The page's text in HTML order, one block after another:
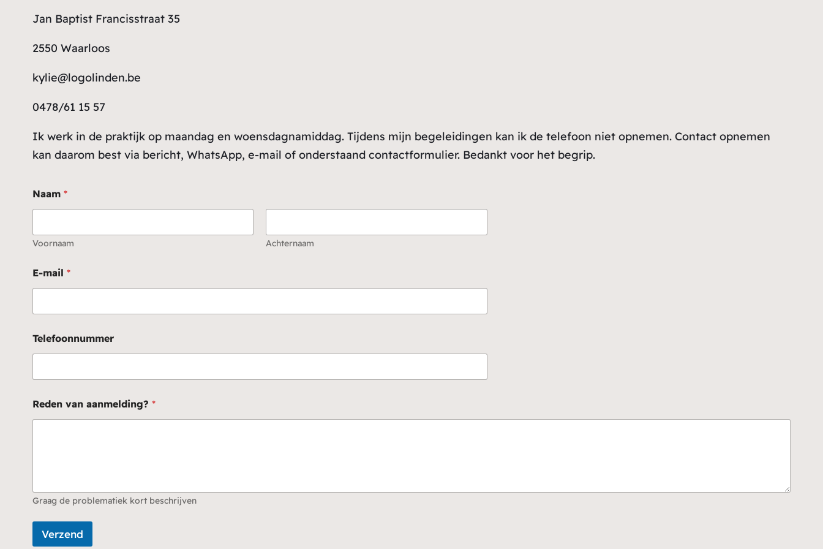
Jan Baptist Francisstraat 35
2550 Waarloos
kylie@logolinden.be
0478/61 15 57
Ik werk in de praktijk op maandag en woensdagnamiddag. Tijdens mijn begeleidingen kan ik de telefoon niet opnemen. Contact opnemen
kan daarom best via bericht, WhatsApp, e-mail of onderstaand contactformulier. Bedankt voor het begrip.
Naam *
Voornaam Achternaam
a
n
E-mail *
Telefoonnummer
Reden van aanmelding? *
Graag de problematiek kort beschrijven
Verzend